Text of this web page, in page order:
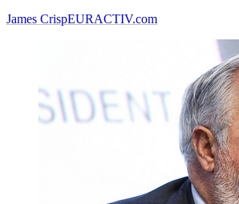
James CrispEURACTIV.com